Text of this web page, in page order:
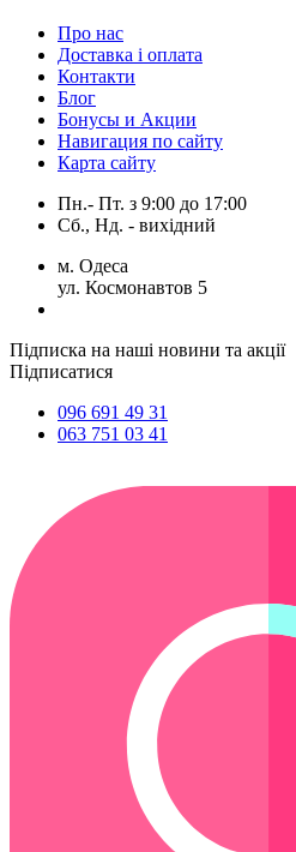
Про нас
Доставка і оплата
Контакти
Блог
Бонусы и Акции
Навигация по сайту
Карта сайту
Пн.- Пт. з 9:00 до 17:00
Сб., Нд. - вихідний
м. Одеса
ул. Космонавтов 5
Підписка на наші новини та акції
Підписатися
096 691 49 31
063 751 03 41